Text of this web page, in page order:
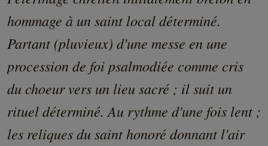
hommage à un saint local déterminé.
Partant (pluvieux) d'une messe en une
procession de foi psalmodiée comme cris
du choeur vers un lieu sacré ; il suit un
rituel déterminé. Au rythme d'une fois lent ;
les reliques du saint honoré donnant l'air